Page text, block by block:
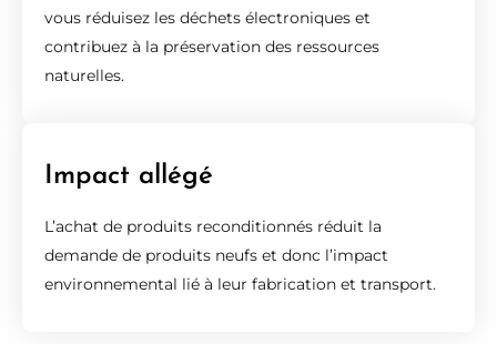
vous réduisez les déchets électroniques et
contribuez à la préservation des ressources
naturelles.
Impact allégé
L’achat de produits reconditionnés réduit la
demande de produits neufs et donc l’impact
environnemental lié à leur fabrication et transport.